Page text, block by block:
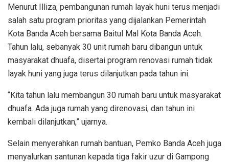
Menurut Illiza, pembangunan rumah layak huni terus menjadi
salah satu program prioritas yang dijalankan Pemerintah
Kota Banda Aceh bersama Baitul Mal Kota Banda Aceh.
Tahun lalu, sebanyak 30 unit rumah baru dibangun untuk
masyarakat dhuafa, disertai program renovasi rumah tidak
layak huni yang juga terus dilanjutkan pada tahun ini.
“Kita tahun lalu membangun 30 rumah baru untuk masyarakat
dhuafa. Ada juga rumah yang direnovasi, dan tahun ini
kembali dilanjutkan,” ujarnya.
Selain menyerahkan rumah bantuan, Pemko Banda Aceh juga
menyalurkan santunan kepada tiga fakir uzur di Gampong